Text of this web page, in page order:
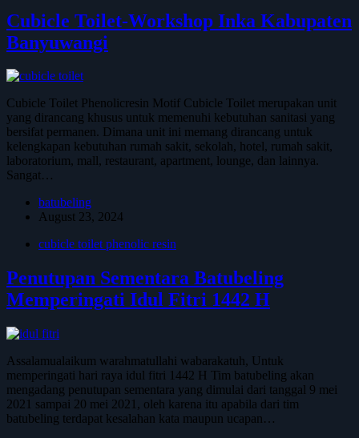
Cubicle Toilet-Workshop Inka Kabupaten
Banyuwangi
Cubicle Toilet Phenolicresin Motif Cubicle Toilet merupakan unit
yang dirancang khusus untuk memenuhi kebutuhan sanitasi yang
bersifat permanen. Dimana unit ini memang dirancang untuk
kelengkapan kebutuhan rumah sakit, sekolah, hotel, rumah sakit,
laboratorium, mall, restaurant, apartment, lounge, dan lainnya.
Sangat…
batubeling
August 23, 2024
cubicle toilet phenolic resin
Penutupan Sementara Batubeling
Memperingati Idul Fitri 1442 H
Assalamualaikum warahmatullahi wabarakatuh, Untuk
memperingati hari raya idul fitri 1442 H Tim batubeling akan
mengadang penutupan sementara yang dimulai dari tanggal 9 mei
2021 sampai 20 mei 2021, oleh karena itu apabila dari tim
batubeling terdapat kesalahan kata maupun ucapan…